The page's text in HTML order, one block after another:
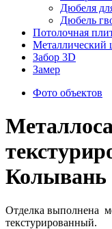
Дюбеля
Дюбель
Потолочная
Металлический
Забор 3D
Замер
Фото объектов
Колывань
Отделка выполнена
текстурированный.